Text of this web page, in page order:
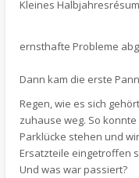
Kleines
ernsthafte Probleme
Dann kam die erste
Regen, wie es sich
zuhause weg. So
Parklücke stehen und
Ersatzteile eingetroffen
Und was war passiert?